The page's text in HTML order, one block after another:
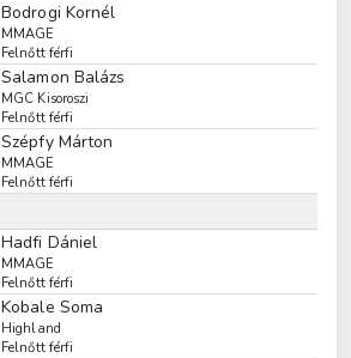
Bodrogi Kornél
MMAGE
Felnőtt férfi
Salamon Balázs
MGC Kisoroszi
Felnőtt férfi
Szépfy Márton
MMAGE
Felnőtt férfi
Hadfi Dániel
MMAGE
Felnőtt férfi
Kobale Soma
Highland
Felnőtt férfi